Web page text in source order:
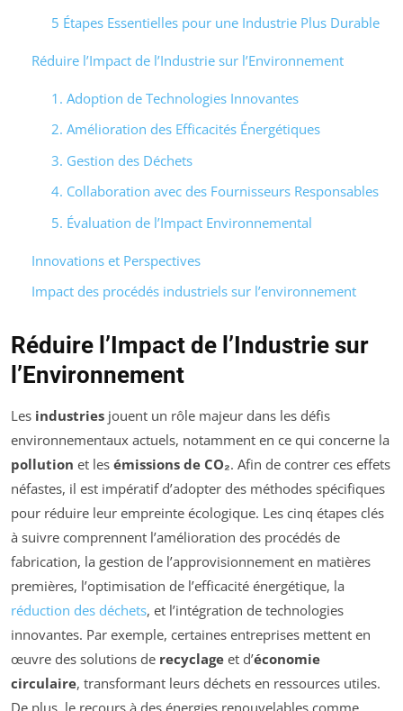
5 Étapes Essentielles pour une Industrie Plus Durable
Réduire l’Impact de l’Industrie sur l’Environnement
1. Adoption de Technologies Innovantes
2. Amélioration des Efficacités Énergétiques
3. Gestion des Déchets
4. Collaboration avec des Fournisseurs Responsables
5. Évaluation de l’Impact Environnemental
Innovations et Perspectives
Impact des procédés industriels sur l’environnement
Réduire l’Impact de l’Industrie sur
l’Environnement
Les industries jouent un rôle majeur dans les défis
environnementaux actuels, notamment en ce qui concerne la
pollution et les émissions de CO₂. Afin de contrer ces effets
néfastes, il est impératif d’adopter des méthodes spécifiques
pour réduire leur empreinte écologique. Les cinq étapes clés
à suivre comprennent l’amélioration des procédés de
fabrication, la gestion de l’approvisionnement en matières
premières, l’optimisation de l’efficacité énergétique, la
réduction des déchets, et l’intégration de technologies
innovantes. Par exemple, certaines entreprises mettent en
œuvre des solutions de recyclage et d’économie
circulaire, transformant leurs déchets en ressources utiles.